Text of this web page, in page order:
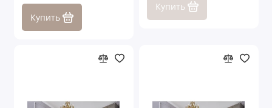
Купить
Купить